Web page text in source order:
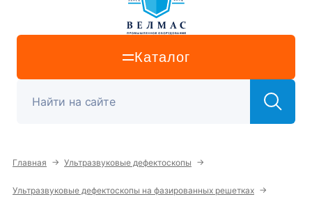
Каталог
Главная → Ультразвуковые дефектоскопы →
Ультразвуковые дефектоскопы на фазированных решетках →